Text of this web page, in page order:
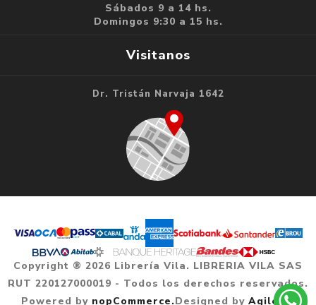
Sábados 9 a 14 hs.
Domingos 9:30 a 15 hs.
Visitanos
Dr. Tristán Narvaja 1642
Copyright ® 2026 Librería Vila. LIBRERIA VILA SAS
RUT 220127000019 - Todos los derechos reservados.
Powered by nopCommerce.Designed by Agile.uy